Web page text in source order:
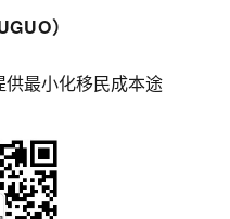
）
最小化移民成本途